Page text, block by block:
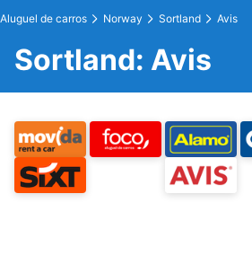
Aluguel de carros Norway Sortland Avis
Sortland: Avis